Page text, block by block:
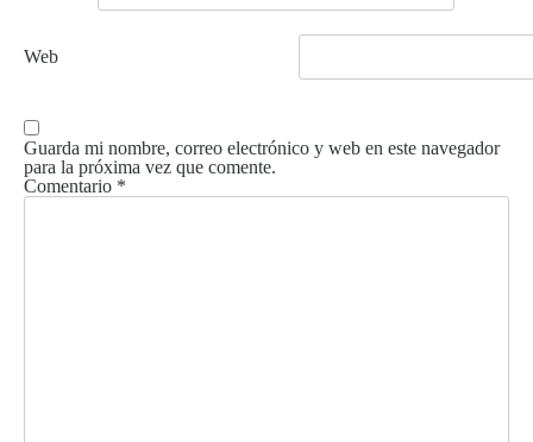
Web
Guarda mi nombre, correo electrónico y web en este navegador
para la próxima vez que comente.
Comentario *